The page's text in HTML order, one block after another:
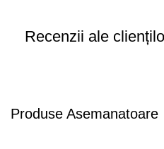
Recenzii ale
Produse Asemanatoare